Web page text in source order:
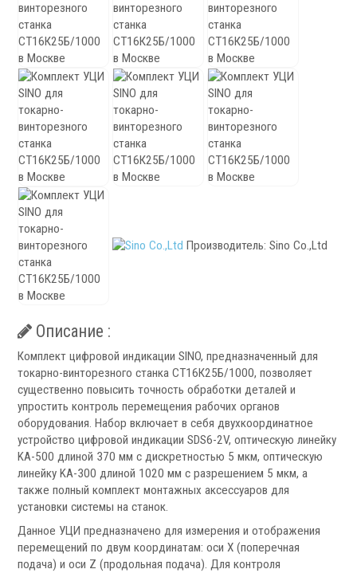
Револьверные головки
Запчасти для револьверных головок
Приводные блоки
Статические блоки
Переходные втулки
Системы УЦИ
Мониторы УЦИ
Оптические линейки
Магнитные линейки
Системы СОЖ
Производитель:Sino Co.,Ltd
Описание :
Комплект цифровой индикации SINO, предназначенный для
токарно-винторезного станка СТ16К25Б/1000, позволяет
существенно повысить точность обработки деталей и
упростить контроль перемещения рабочих органов
оборудования. Набор включает в себя двухкоординатное
устройство цифровой индикации SDS6-2V, оптическую линейку
KA-500 длиной 370 мм с дискретностью 5 мкм, оптическую
линейку KA-300 длиной 1020 мм с разрешением 5 мкм, а
также полный комплект монтажных аксессуаров для
установки системы на станок.
Данное УЦИ предназначено для измерения и отображения
перемещений по двум координатам: оси X (поперечная
подача) и оси Z (продольная подача). Для контроля